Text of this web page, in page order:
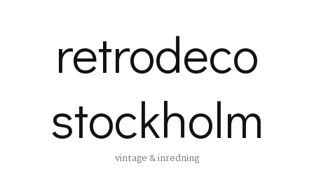
retrodeco
stockholm
vintage & inredning